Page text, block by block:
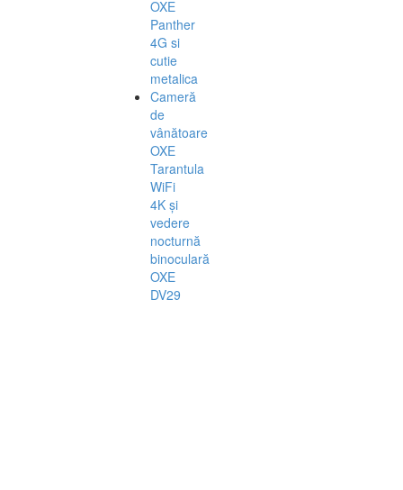
OXE
Panther
4G si
cutie
metalica
Cameră
de
vânătoare
OXE
Tarantula
WiFi
4K și
vedere
nocturnă
binoculară
OXE
DV29